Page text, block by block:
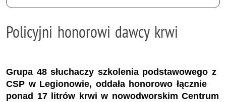
Policyjni honorowi dawcy krwi
Grupa 48 słuchaczy szkolenia podstawowego z
CSP w Legionowie, oddała honorowo łącznie
ponad 17 litrów krwi w nowodworskim Centrum